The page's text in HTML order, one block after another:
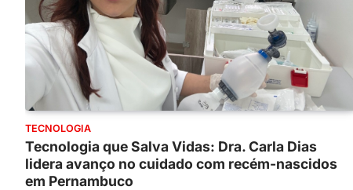
TECNOLOGIA
Tecnologia que Salva Vidas: Dra. Carla Dias
lidera avanço no cuidado com recém-nascidos
em Pernambuco